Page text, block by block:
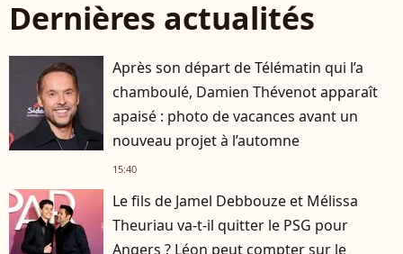
Dernières actualités
Après son départ de Télématin qui l’a
chamboulé, Damien Thévenot apparaît
apaisé : photo de vacances avant un
nouveau projet à l’automne
15:40
Le fils de Jamel Debbouze et Mélissa
Theuriau va-t-il quitter le PSG pour
Angers ? Léon peut compter sur le